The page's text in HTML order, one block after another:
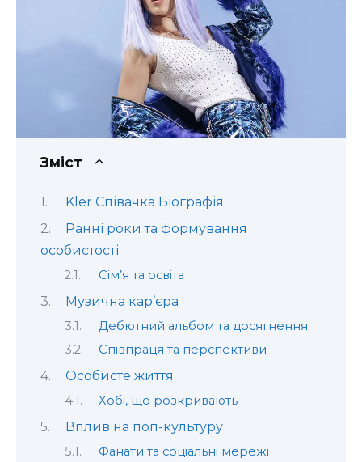
Зміст
Kler Співачка Біографія
Ранні роки та формування
особистості
Сім’я та освіта
Музична кар’єра
Дебютний альбом та досягнення
Співпраця та перспективи
Особисте життя
Хобі, що розкривають
Вплив на поп-культуру
Фанати та соціальні мережі